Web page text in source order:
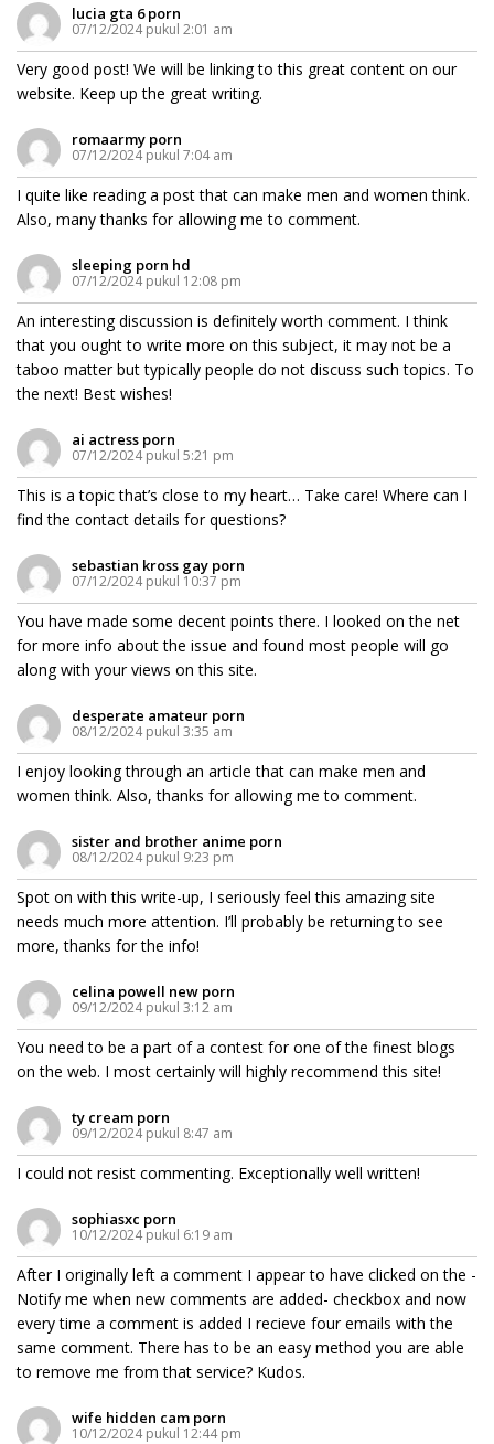
lucia gta 6 porn
07/12/2024 pukul 2:01 am
Very good post! We will be linking to this great content on our
website. Keep up the great writing.
romaarmy porn
07/12/2024 pukul 7:04 am
I quite like reading a post that can make men and women think.
Also, many thanks for allowing me to comment.
sleeping porn hd
07/12/2024 pukul 12:08 pm
An interesting discussion is definitely worth comment. I think
that you ought to write more on this subject, it may not be a
taboo matter but typically people do not discuss such topics. To
the next! Best wishes!
ai actress porn
07/12/2024 pukul 5:21 pm
This is a topic that’s close to my heart… Take care! Where can I
find the contact details for questions?
sebastian kross gay porn
07/12/2024 pukul 10:37 pm
You have made some decent points there. I looked on the net
for more info about the issue and found most people will go
along with your views on this site.
desperate amateur porn
08/12/2024 pukul 3:35 am
I enjoy looking through an article that can make men and
women think. Also, thanks for allowing me to comment.
sister and brother anime porn
08/12/2024 pukul 9:23 pm
Spot on with this write-up, I seriously feel this amazing site
needs much more attention. I’ll probably be returning to see
more, thanks for the info!
celina powell new porn
09/12/2024 pukul 3:12 am
You need to be a part of a contest for one of the finest blogs
on the web. I most certainly will highly recommend this site!
ty cream porn
09/12/2024 pukul 8:47 am
I could not resist commenting. Exceptionally well written!
sophiasxc porn
10/12/2024 pukul 6:19 am
After I originally left a comment I appear to have clicked on the -
Notify me when new comments are added- checkbox and now
every time a comment is added I recieve four emails with the
same comment. There has to be an easy method you are able
to remove me from that service? Kudos.
wife hidden cam porn
10/12/2024 pukul 12:44 pm